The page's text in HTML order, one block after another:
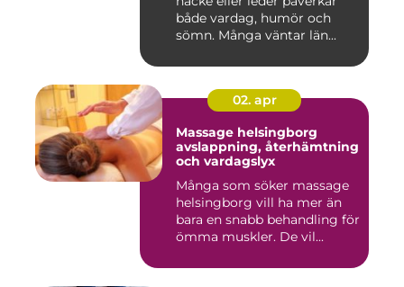
både vardag, humör och
sömn. Många väntar län...
02. apr
Massage helsingborg
avslappning, återhämtning
och vardagslyx
Många som söker massage
helsingborg vill ha mer än
bara en snabb behandling för
ömma muskler. De vil...